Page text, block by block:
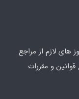
لازم از مراجع
و مقررات